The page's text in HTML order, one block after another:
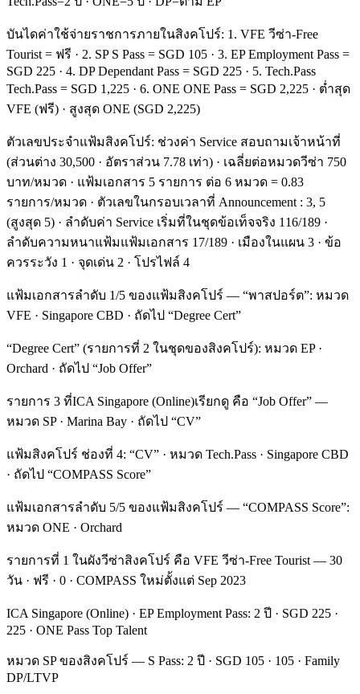
บันไดค่าใช้จ่ายราชการภายในสิงคโปร์: 1. VFE วีซ่า-Free
Tourist = ฟรี · 2. SP S Pass = SGD 105 · 3. EP Employment Pass =
SGD 225 · 4. DP Dependant Pass = SGD 225 · 5. Tech.Pass
Tech.Pass = SGD 1,225 · 6. ONE ONE Pass = SGD 2,225 · ต่ำสุด
VFE (ฟรี) · สูงสุด ONE (SGD 2,225)
ตัวเลขประจำแฟ้มสิงคโปร์: ช่วงค่า Service สอบถามเจ้าหน้าที่
(ส่วนต่าง 30,500 · อัตราส่วน 7.78 เท่า) · เฉลี่ยต่อหมวดวีซ่า 750
บาท/หมวด · แฟ้มเอกสาร 5 รายการ ต่อ 6 หมวด = 0.83
รายการ/หมวด · ตัวเลขในกรอบเวลาที่ Announcement : 3, 5
(สูงสุด 5) · ลำดับค่า Service เริ่มที่ในชุดข้อเท็จจริง 116/189 ·
ลำดับความหนาแฟ้มแฟ้มเอกสาร 17/189 · เมืองในแผน 3 · ข้อ
ควรระวัง 1 · จุดเด่น 2 · โปรไฟล์ 4
แฟ้มเอกสารลำดับ 1/5 ของแฟ้มสิงคโปร์ — “พาสปอร์ต”: หมวด
VFE · Singapore CBD · ถัดไป “Degree Cert”
“Degree Cert” (รายการที่ 2 ในชุดของสิงคโปร์): หมวด EP ·
Orchard · ถัดไป “Job Offer”
รายการ 3 ที่ICA Singapore (Online)เรียกดู คือ “Job Offer” —
หมวด SP · Marina Bay · ถัดไป “CV”
แฟ้มสิงคโปร์ ช่องที่ 4: “CV” · หมวด Tech.Pass · Singapore CBD
· ถัดไป “COMPASS Score”
แฟ้มเอกสารลำดับ 5/5 ของแฟ้มสิงคโปร์ — “COMPASS Score”:
หมวด ONE · Orchard
รายการที่ 1 ในผังวีซ่าสิงคโปร์ คือ VFE วีซ่า-Free Tourist — 30
วัน · ฟรี · 0 · COMPASS ใหม่ตั้งแต่ Sep 2023
ICA Singapore (Online) · EP Employment Pass: 2 ปี · SGD 225 ·
225 · ONE Pass Top Talent
หมวด SP ของสิงคโปร์ — S Pass: 2 ปี · SGD 105 · 105 · Family
DP/LTVP